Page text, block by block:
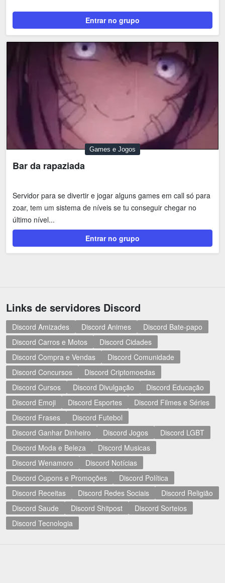
Entrar no grupo
Games e Jogos
Bar da rapaziada
Servidor para se divertir e jogar alguns games em call só para
zoar, tem um sistema de níveis se tu conseguir chegar no
último nível...
Entrar no grupo
Links de servidores Discord
Discord Amizades Discord Animes
Discord Bate-papo
Discord Carros e Motos
Discord Cidades
Discord Compra e Vendas
Discord Comunidade
Discord Concursos
Discord Criptomoedas
Discord Cursos
Discord Divulgação
Discord Educação
Discord Emoji
Discord Esportes
Discord Filmes e Séries
Discord Frases
Discord Futebol
Discord Ganhar Dinheiro
Discord Jogos
Discord LGBT
Discord Moda e Beleza
Discord Musicas
Discord Wenamoro
Discord Notícias
Discord Cupons e Promoções
Discord Política
Discord Receitas
Discord Redes Sociais
Discord Religião
Discord Saude
Discord Shitpost
Discord Sorteios
Discord Tecnologia